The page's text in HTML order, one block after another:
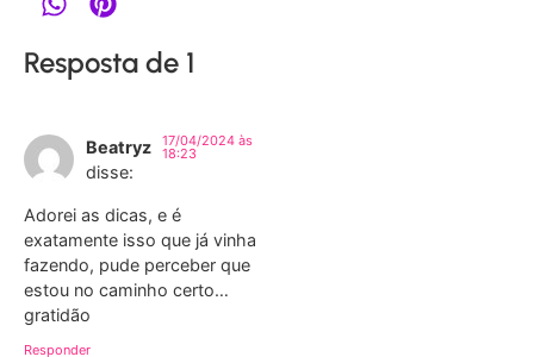
Resposta de 1
Beatryz
disse:
17/04/2024 às
18:23
Adorei as dicas, e é
exatamente isso que já vinha
fazendo, pude perceber que
estou no caminho certo…
gratidão
Responder